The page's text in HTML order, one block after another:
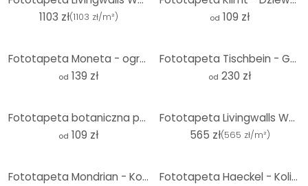
1103 zł(1103 zł/m²) od 109 zł
Fototapeta Moneta - ogród Moneta w Vétheuil
od 139 zł
Fototapeta Tischbein - Goethe w rzymskiej Kampanii
od 230 zł
Fototapeta botaniczna przedstawiająca kamelię - Walcott - okrągła - tapeta flizelinowa/tapeta flizel
od 109 zł
Fototapeta Livingwalls Walls by Patel 3 Artist`S Studio 3 kolorowe, czerwone, różowe, zielone, brązo
565 zł(565 zł/m²)
Fototapeta Mondrian - Kompozycja z czerwonym żółtym niebieskim i czarnym Fototapeta Haeckel - Kolibry